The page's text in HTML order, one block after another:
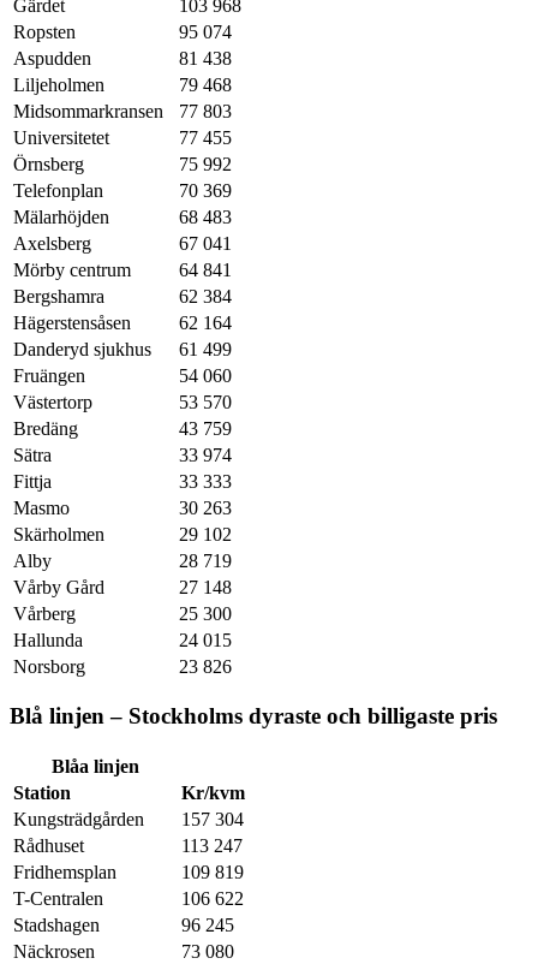
Gärdet
103 968
Ropsten
95 074
Aspudden
81 438
Liljeholmen
79 468
Midsommarkransen
77 803
Universitetet
77 455
Örnsberg
75 992
Telefonplan
70 369
Mälarhöjden
68 483
Axelsberg
67 041
Mörby centrum
64 841
Bergshamra
62 384
Hägerstensåsen
62 164
Danderyd sjukhus
61 499
Fruängen
54 060
Västertorp
53 570
Bredäng
43 759
Sätra
33 974
Fittja
33 333
Masmo
30 263
Skärholmen
29 102
Alby
28 719
Vårby Gård
27 148
Vårberg
25 300
Hallunda
24 015
Norsborg
23 826
Blå linjen – Stockholms dyraste och billigaste pris
Blåa linjen
Station
Kr/kvm
Kungsträdgården
157 304
Rådhuset
113 247
Fridhemsplan
109 819
T-Centralen
106 622
Stadshagen
96 245
Näckrosen
73 080